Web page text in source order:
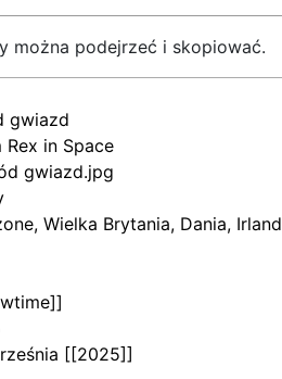
można podejrzeć i skopiować.